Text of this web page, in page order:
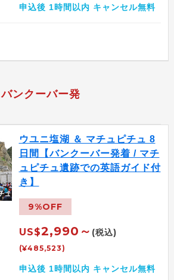
申込後 1時間以内 キャンセル無料
バンクーバー発
ウユニ塩湖 ＆ マチュピチュ 8
日間【バンクーバー発着 / マチ
ュピチュ遺跡での英語ガイド付
き】
9%OFF
US$2,990～ (税込)
(¥485,523)
申込後 1時間以内 キャンセル無料